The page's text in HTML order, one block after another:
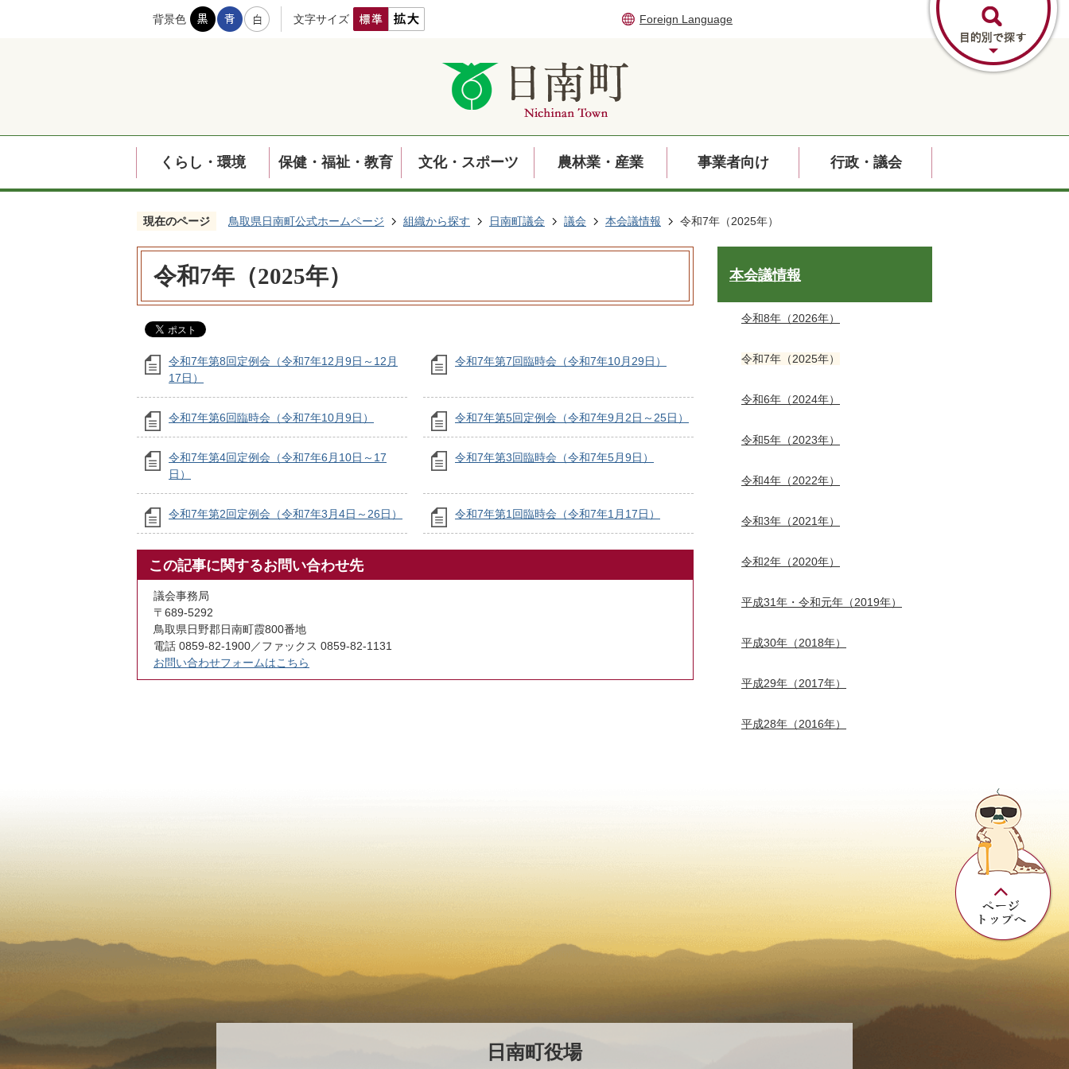
背景色 文字サイズ Foreign Language
くらし・環境 保健・福祉・教育 文化・スポーツ 農林業・産業 事業者向け 行政・議会
現在のページ 鳥取県日南町公式ホームページ 組織から探す 日南町議会 議会 本会議情報 令和7年（2025年）
令和7年（2025年）
令和7年第8回定例会（令和7年12月9日～12月
17日）
令和7年第7回臨時会（令和7年10月29日）
令和7年第6回臨時会（令和7年10月9日） 令和7年第5回定例会（令和7年9月2日～25日）
令和7年第4回定例会（令和7年6月10日～17
日）
令和7年第3回臨時会（令和7年5月9日）
令和7年第2回定例会（令和7年3月4日～26日） 令和7年第1回臨時会（令和7年1月17日）
この記事に関するお問い合わせ先
議会事務局
〒689-5292
鳥取県日野郡日南町霞800番地
電話 0859-82-1900／ファックス 0859-82-1131
お問い合わせフォームはこちら
本会議情報
令和8年（2026年）
令和7年（2025年）
令和6年（2024年）
令和5年（2023年）
令和4年（2022年）
令和3年（2021年）
令和2年（2020年）
平成31年・令和元年（2019年）
平成30年（2018年）
平成29年（2017年）
平成28年（2016年）
日南町役場